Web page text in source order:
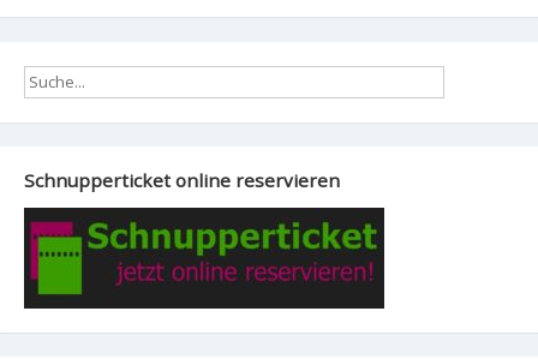
Schnupperticket online reservieren